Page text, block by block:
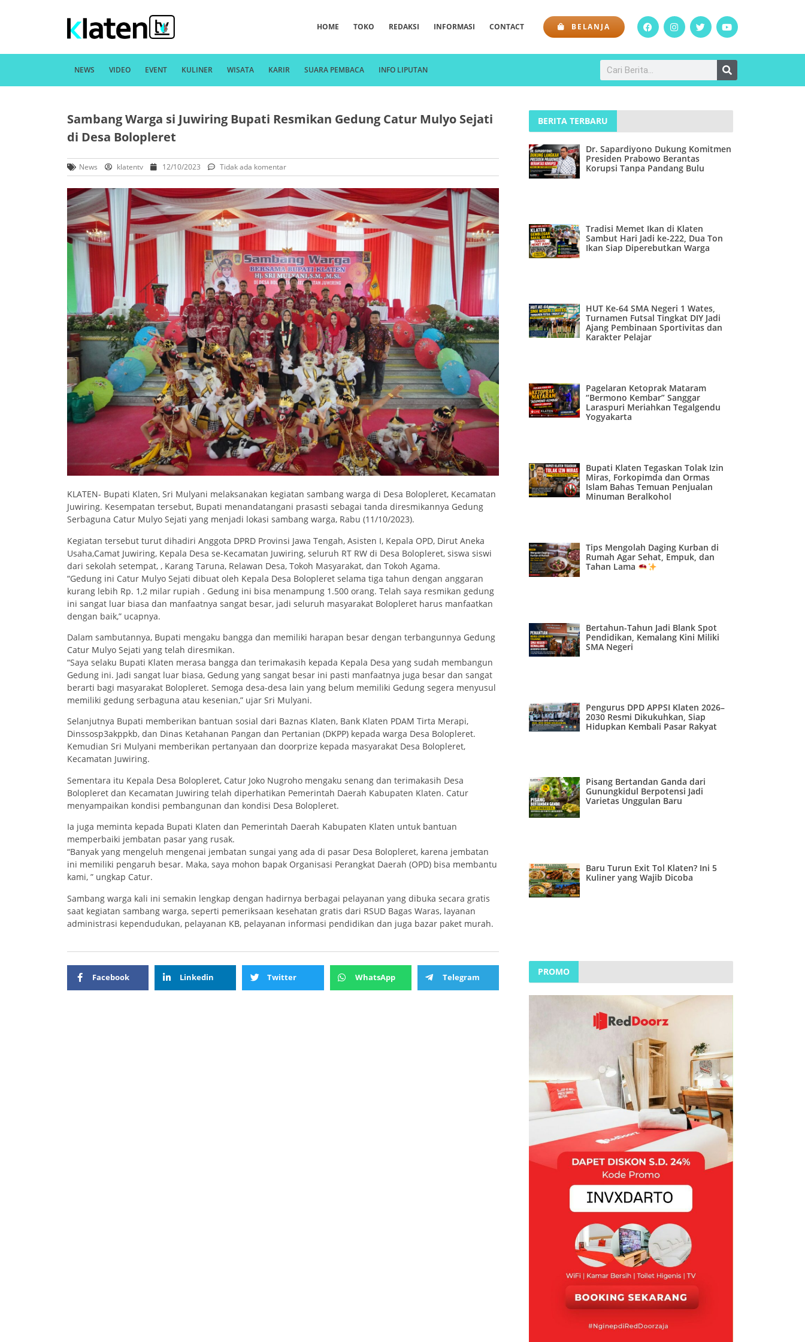
HOME TOKO REDAKSI INFORMASI CONTACT BELANJA
NEWS VIDEO EVENT KULINER WISATA KARIR SUARA PEMBACA INFO LIPUTAN
Sambang Warga si Juwiring Bupati Resmikan Gedung Catur Mulyo Sejati
di Desa Bolopleret
News klatentv 12/10/2023 Tidak ada komentar
KLATEN- Bupati Klaten, Sri Mulyani melaksanakan kegiatan sambang warga di Desa Bolopleret, Kecamatan
Juwiring. Kesempatan tersebut, Bupati menandatangani prasasti sebagai tanda diresmikannya Gedung
Serbaguna Catur Mulyo Sejati yang menjadi lokasi sambang warga, Rabu (11/10/2023).
Kegiatan tersebut turut dihadiri Anggota DPRD Provinsi Jawa Tengah, Asisten I, Kepala OPD, Dirut Aneka
Usaha,Camat Juwiring, Kepala Desa se-Kecamatan Juwiring, seluruh RT RW di Desa Bolopleret, siswa siswi
dari sekolah setempat, , Karang Taruna, Relawan Desa, Tokoh Masyarakat, dan Tokoh Agama.
“Gedung ini Catur Mulyo Sejati dibuat oleh Kepala Desa Bolopleret selama tiga tahun dengan anggaran
kurang lebih Rp. 1,2 milar rupiah . Gedung ini bisa menampung 1.500 orang. Telah saya resmikan gedung
ini sangat luar biasa dan manfaatnya sangat besar, jadi seluruh masyarakat Bolopleret harus manfaatkan
dengan baik,” ucapnya.
Dalam sambutannya, Bupati mengaku bangga dan memiliki harapan besar dengan terbangunnya Gedung
Catur Mulyo Sejati yang telah diresmikan.
“Saya selaku Bupati Klaten merasa bangga dan terimakasih kepada Kepala Desa yang sudah membangun
Gedung ini. Jadi sangat luar biasa, Gedung yang sangat besar ini pasti manfaatnya juga besar dan sangat
berarti bagi masyarakat Bolopleret. Semoga desa-desa lain yang belum memiliki Gedung segera menyusul
memiliki gedung serbaguna atau kesenian,” ujar Sri Mulyani.
Selanjutnya Bupati memberikan bantuan sosial dari Baznas Klaten, Bank Klaten PDAM Tirta Merapi,
Dinssosp3akppkb, dan Dinas Ketahanan Pangan dan Pertanian (DKPP) kepada warga Desa Bolopleret.
Kemudian Sri Mulyani memberikan pertanyaan dan doorprize kepada masyarakat Desa Bolopleret,
Kecamatan Juwiring.
Sementara itu Kepala Desa Bolopleret, Catur Joko Nugroho mengaku senang dan terimakasih Desa
Bolopleret dan Kecamatan Juwiring telah diperhatikan Pemerintah Daerah Kabupaten Klaten. Catur
menyampaikan kondisi pembangunan dan kondisi Desa Bolopleret.
Ia juga meminta kepada Bupati Klaten dan Pemerintah Daerah Kabupaten Klaten untuk bantuan
memperbaiki jembatan pasar yang rusak.
“Banyak yang mengeluh mengenai jembatan sungai yang ada di pasar Desa Bolopleret, karena jembatan
ini memiliki pengaruh besar. Maka, saya mohon bapak Organisasi Perangkat Daerah (OPD) bisa membantu
kami, ” ungkap Catur.
Sambang warga kali ini semakin lengkap dengan hadirnya berbagai pelayanan yang dibuka secara gratis
saat kegiatan sambang warga, seperti pemeriksaan kesehatan gratis dari RSUD Bagas Waras, layanan
administrasi kependudukan, pelayanan KB, pelayanan informasi pendidikan dan juga bazar paket murah.
Facebook Linkedin Twitter WhatsApp Telegram
BERITA TERBARU
Dr. Sapardiyono Dukung Komitmen
Presiden Prabowo Berantas
Korupsi Tanpa Pandang Bulu
Tradisi Memet Ikan di Klaten
Sambut Hari Jadi ke-222, Dua Ton
Ikan Siap Diperebutkan Warga
HUT Ke-64 SMA Negeri 1 Wates,
Turnamen Futsal Tingkat DIY Jadi
Ajang Pembinaan Sportivitas dan
Karakter Pelajar
Pagelaran Ketoprak Mataram
“Bermono Kembar” Sanggar
Laraspuri Meriahkan Tegalgendu
Yogyakarta
Bupati Klaten Tegaskan Tolak Izin
Miras, Forkopimda dan Ormas
Islam Bahas Temuan Penjualan
Minuman Beralkohol
Tips Mengolah Daging Kurban di
Rumah Agar Sehat, Empuk, dan
Tahan Lama
Bertahun-Tahun Jadi Blank Spot
Pendidikan, Kemalang Kini Miliki
SMA Negeri
Pengurus DPD APPSI Klaten 2026–
2030 Resmi Dikukuhkan, Siap
Hidupkan Kembali Pasar Rakyat
Pisang Bertandan Ganda dari
Gunungkidul Berpotensi Jadi
Varietas Unggulan Baru
Baru Turun Exit Tol Klaten? Ini 5
Kuliner yang Wajib Dicoba
PROMO